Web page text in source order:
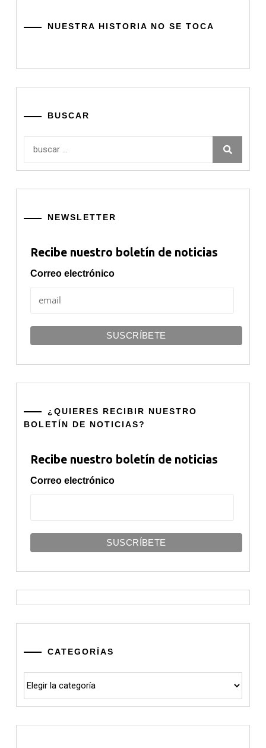
NUESTRA HISTORIA NO SE TOCA
BUSCAR
NEWSLETTER
Recibe nuestro boletín de noticias
Correo electrónico
¿QUIERES RECIBIR NUESTRO
BOLETÍN DE NOTICIAS?
Recibe nuestro boletín de noticias
Correo electrónico
CATEGORÍAS